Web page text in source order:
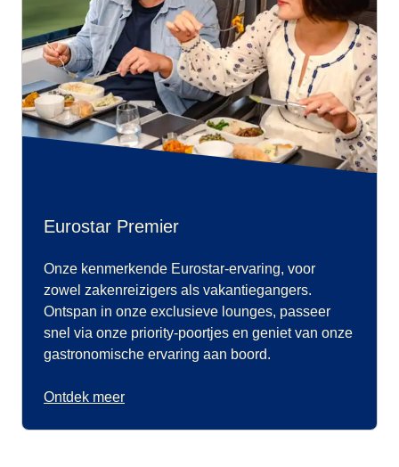
Eurostar Premier
Onze kenmerkende Eurostar-ervaring, voor
zowel zakenreizigers als vakantiegangers.
Ontspan in onze exclusieve lounges, passeer
snel via onze priority-poortjes en geniet van onze
gastronomische ervaring aan boord.
Ontdek meer